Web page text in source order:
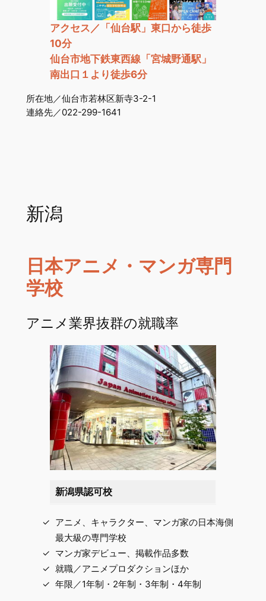
アクセス／「仙台駅」東口から徒歩
10分
仙台市地下鉄東西線「宮城野通駅」
南出口１より徒歩6分
所在地／仙台市若林区新寺3-2-1
連絡先／022-299-1641
新潟
日本アニメ・マンガ専門
学校
アニメ業界抜群の就職率
新潟県認可校
アニメ、キャラクター、マンガ家の日本海側
最大級の専門学校
マンガ家デビュー、掲載作品多数
就職／アニメプロダクションほか
年限／1年制・2年制・3年制・4年制